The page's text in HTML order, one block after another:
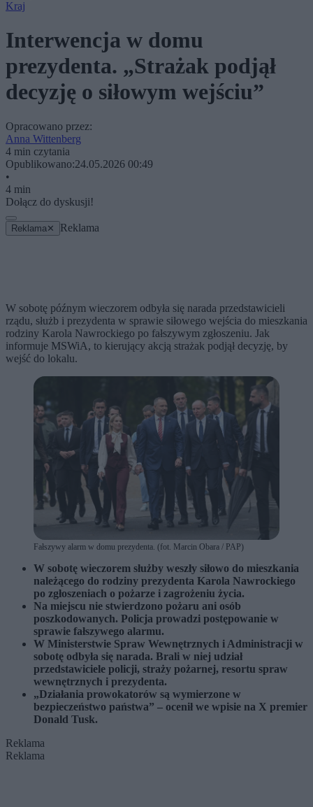
Kraj
Interwencja w domu
prezydenta. „Strażak podjął
decyzję o siłowym wejściu”
Opracowano przez:
Anna Wittenberg
4 min czytania
Opublikowano:24.05.2026 00:49
•
4 min
Dołącz do dyskusji!
Reklama ✕ Reklama
W sobotę późnym wieczorem odbyła się narada przedstawicieli
rządu, służb i prezydenta w sprawie siłowego wejścia do mieszkania
rodziny Karola Nawrockiego po fałszywym zgłoszeniu. Jak
informuje MSWiA, to kierujący akcją strażak podjął decyzję, by
wejść do lokalu.
Fałszywy alarm w domu prezydenta. (fot. Marcin Obara / PAP)
W sobotę wieczorem służby weszły siłowo do mieszkania
należącego do rodziny prezydenta Karola Nawrockiego
po zgłoszeniach o pożarze i zagrożeniu życia.
Na miejscu nie stwierdzono pożaru ani osób
poszkodowanych. Policja prowadzi postępowanie w
sprawie fałszywego alarmu.
W Ministerstwie Spraw Wewnętrznych i Administracji w
sobotę odbyła się narada. Brali w niej udział
przedstawiciele policji, straży pożarnej, resortu spraw
wewnętrznych i prezydenta.
„Działania prowokatorów są wymierzone w
bezpieczeństwo państwa” – ocenił we wpisie na X premier
Donald Tusk.
Reklama
Reklama